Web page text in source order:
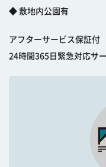
◆ 敷地内公園有
アフターサービス保証付
24時間365日緊急対応サ